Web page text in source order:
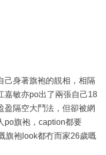
己身著旗袍的靚相，相隔
嘉敏亦po出了兩張自己18
盈隔空大鬥法，但卻被網
po旗袍，caption都要
旗袍look都冇而家26歲嘅